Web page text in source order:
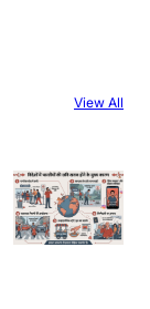
View All